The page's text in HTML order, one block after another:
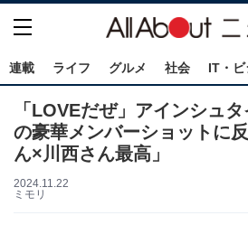
連載 ライフ グルメ 社会 IT・ビ
「LOVEだぜ」アインシュ
の豪華メンバーショットに
ん×川西さん最高」
2024.11.22
ミモリ